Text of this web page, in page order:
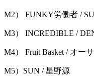
M2） FUNKY労働者 /
M3） INCREDIBLE /
M4） Fruit Basket / オー
M5）SUN / 星野源